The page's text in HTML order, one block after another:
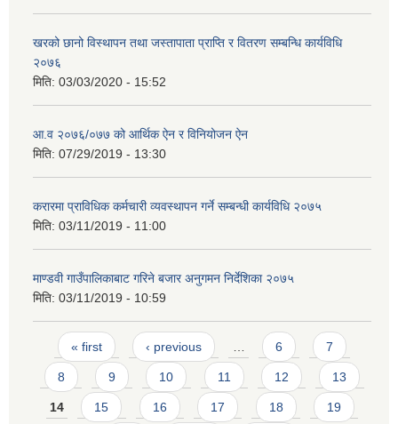
खरको छानो विस्थापन तथा जस्तापाता प्राप्ति र वितरण सम्बन्धि कार्यविधि
२०७६
मिति: 03/03/2020 - 15:52
आ.व २०७६/०७७ को आर्थिक ऐन र विनियोजन ऐन
मिति: 07/29/2019 - 13:30
करारमा प्राविधिक कर्मचारी व्यवस्थापन गर्ने सम्बन्धी कार्यविधि २०७५
मिति: 03/11/2019 - 11:00
माण्डवी गाउँपालिकाबाट गरिने बजार अनुगमन निर्देशिका २०७५
मिति: 03/11/2019 - 10:59
Pages
« first ‹ previous 6 7
8 9 10 11 12 13
14 15 16 17 18 19